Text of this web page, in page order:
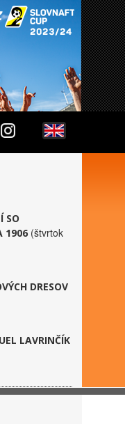
SO
1906 (štvrtok
DRESOV
LAVRINČÍK